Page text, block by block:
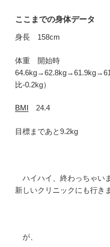
ここまでの身体データ
身長 158cm
体重 開始時
比-0.2kg）
BMI 24.4
目標まであと9.2kg
ハイハイ、終わっちゃい
新しいクリニックにも行き
が、